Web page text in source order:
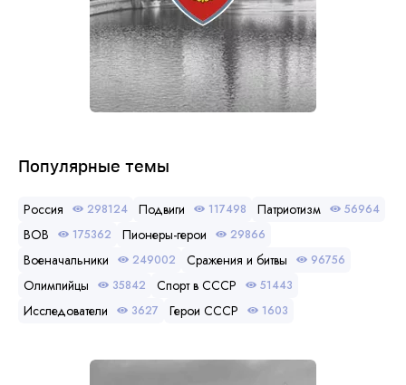
Популярные темы
Россия 298124 Подвиги 117498 Патриотизм 56964
ВОВ 175362 Пионеры-герои 29866
Военачальники 249002 Сражения и битвы 96756
Олимпийцы 35842 Спорт в СССР 51443
Исследователи 3627 Герои СССР 1603